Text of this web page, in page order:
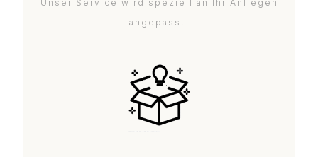
Unser Service wird speziell an Ihr Anliegen
angepasst.